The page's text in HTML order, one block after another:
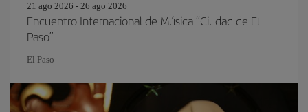
21 ago 2026 - 26 ago 2026
Encuentro Internacional de Música “Ciudad de El
Paso”
El Paso